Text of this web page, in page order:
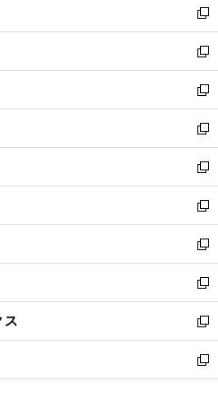
い
ウ
ィ
ン
ド
ウ
で
開
く
新
し
い
ウ
ィ
ン
ド
ウ
で
開
く
新
し
い
ウ
ィ
ン
ド
ウ
で
開
く
新
し
い
ウ
ィ
ン
ド
ウ
で
開
く
新
し
い
ウ
ィ
ン
ド
ウ
で
開
く
新
し
い
ウ
ィ
ン
ド
ウ
で
開
く
新
し
い
ウ
ィ
ン
ド
ウ
で
開
新
し
い
ウ
ィ
ン
ド
ウ
新
し
い
ウ
ィ
ン
ス
新
し
い
ウ
新
し